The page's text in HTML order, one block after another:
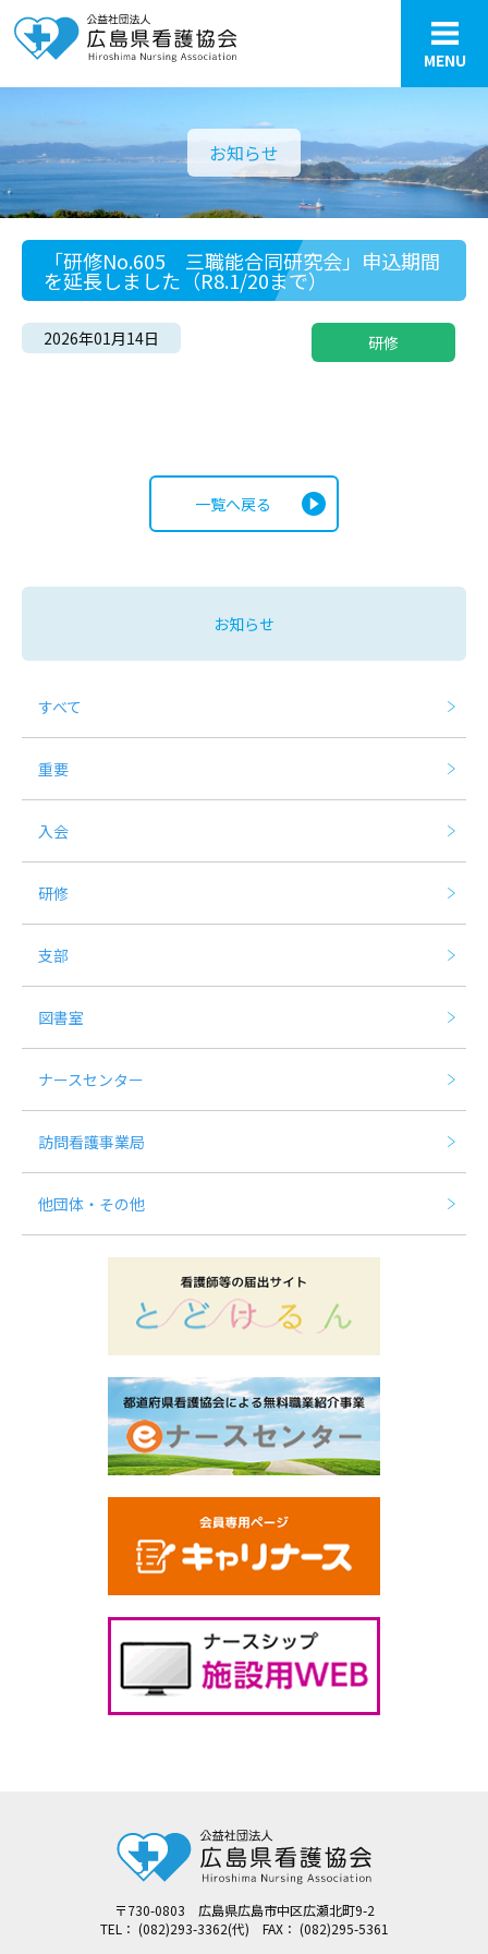
MENU
お知らせ
「研修No.605 三職能合同研究会」申込期間
を延長しました（R8.1/20まで）
2026年01月14日 研修
一覧へ戻る
お知らせ
すべて
重要
入会
研修
支部
図書室
ナースセンター
訪問看護事業局
他団体・その他
〒730-0803 広島県広島市中区広瀬北町9-2
TEL： (082)293-3362(代) FAX： (082)295-5361